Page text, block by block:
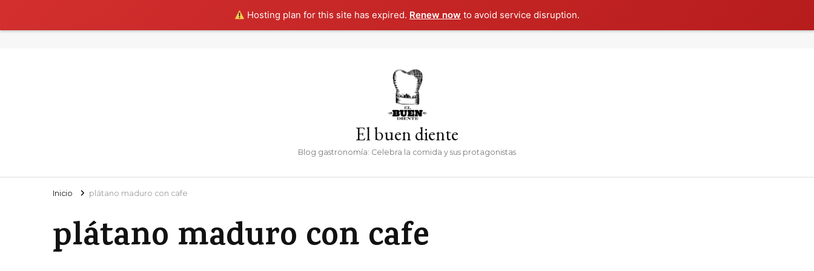
Hosting plan for this site has expired. Renew now to avoid service disruption.
El buen diente
Blog gastronomía: Celebra la comida y sus protagonistas
Inicio plátano maduro con cafe
plátano maduro con cafe